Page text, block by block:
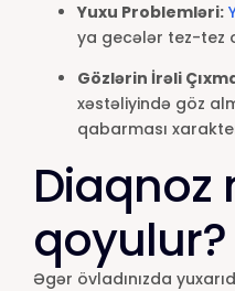
Yuxu Problemləri:
ya gecələr tez-tez
Gözlərin İrəli
xəstəliyində göz
qabarması
Diaqnoz
qoyulur?
Əgər övladınızda